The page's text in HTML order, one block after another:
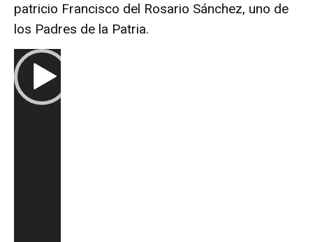
patricio Francisco del Rosario Sánchez, uno de
los Padres de la Patria.
R
e
p